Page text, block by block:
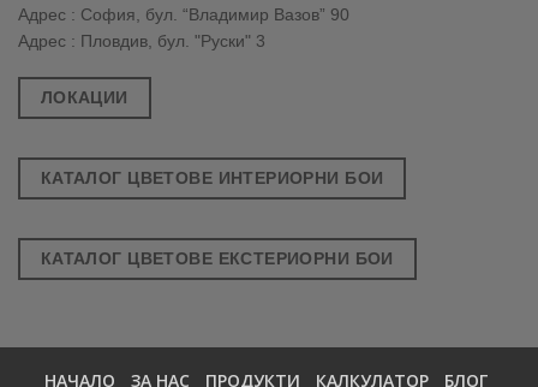
Адрес : София, бул. “Владимир Вазов” 90
Адрес : Пловдив, бул. "Руски" 3
ЛОКАЦИИ
КАТАЛОГ ЦВЕТОВЕ ИНТЕРИОРНИ БОИ
КАТАЛОГ ЦВЕТОВЕ ЕКСТЕРИОРНИ БОИ
НАЧАЛО ЗА НАС ПРОДУКТИ КАЛКУЛАТОР БЛОГ